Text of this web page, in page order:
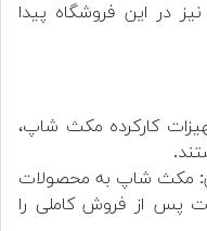
در این فروشگاه پیدا
کارکرده مکث شاپ،
مکث شاپ به محصولات
پس از فروش کاملی را